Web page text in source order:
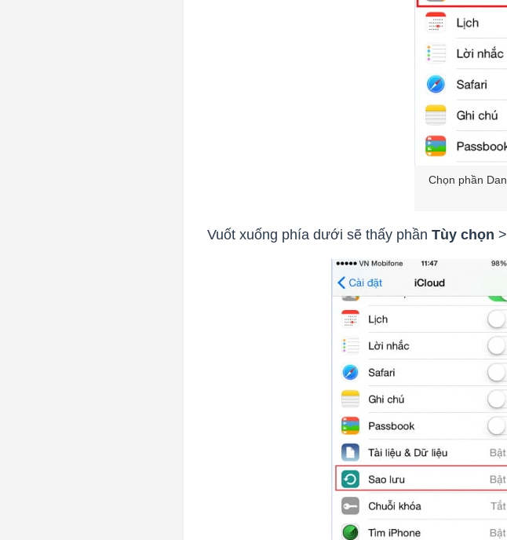
Chọn phần
Vuốt xuống phía dưới sẽ thấy phầnTùy chọn